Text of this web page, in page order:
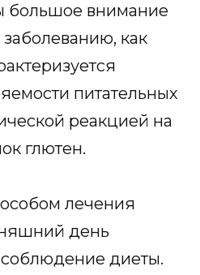
большое внимание
как
питательных
реакцией на
глютен.
лечения
день
соблюдение диеты.